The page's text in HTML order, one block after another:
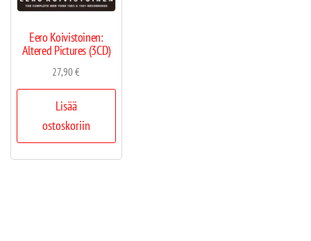
Eero Koivistoinen:
Altered Pictures (3CD)
27,90€
Lisää
ostoskoriin